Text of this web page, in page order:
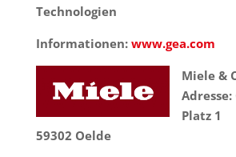
Technologien
Informationen: www.gea.com
Miele &
Platz 1
59302 Oelde